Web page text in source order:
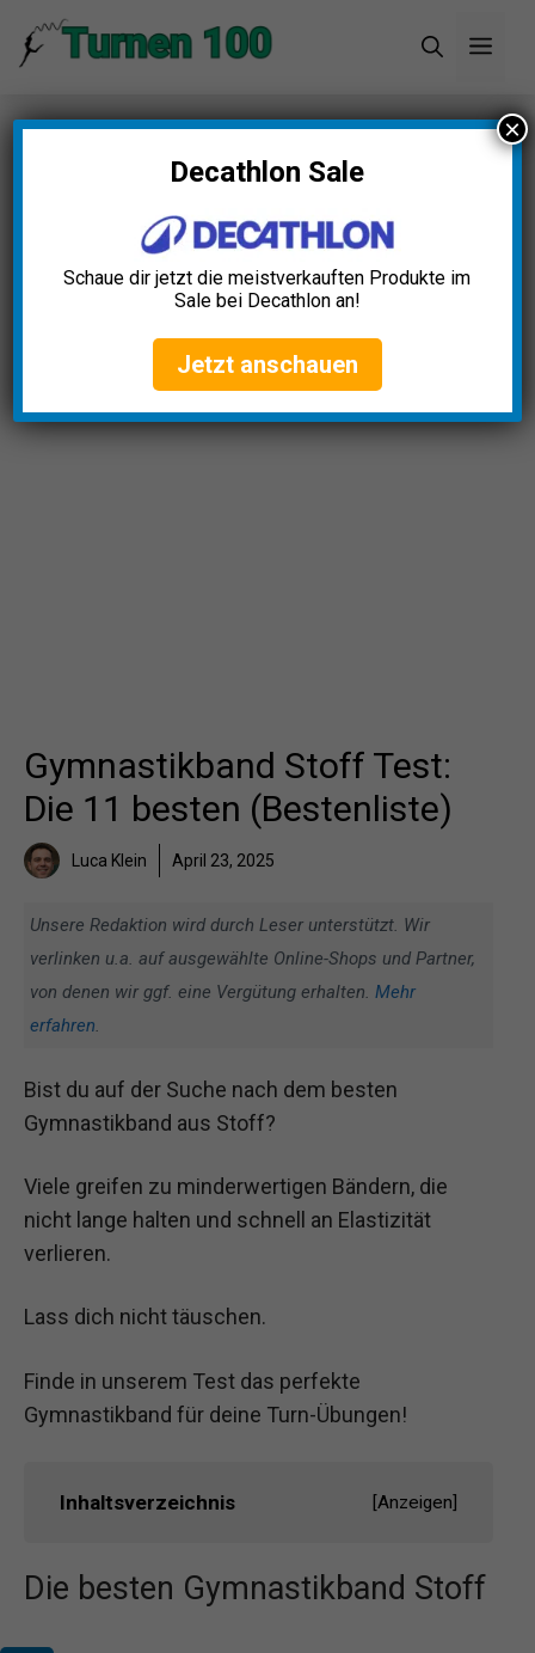
Inhalt
Startseite»Blog»Gymnastikband Stoff Test: Die
11 besten (Bestenliste)
Gymnastikband Stoff Test:
Die 11 besten (Bestenliste)
Luca Klein April 23, 2025
Unsere Redaktion wird durch Leser unterstützt. Wir
verlinken u.a. auf ausgewählte Online-Shops und Partner,
von denen wir ggf. eine Vergütung erhalten. Mehr
erfahren.
Bist du auf der Suche nach dem besten
Gymnastikband aus Stoff?
Viele greifen zu minderwertigen Bändern, die
nicht lange halten und schnell an Elastizität
verlieren.
Lass dich nicht täuschen.
Finde in unserem Test das perfekte
Gymnastikband für deine Turn-Übungen!
Inhaltsverzeichnis [Anzeigen]
Die besten Gymnastikband Stoff
Decathlon Sale
Schaue dir jetzt die meistverkauften Produkte im
Sale bei Decathlon an!
Jetzt anschauen
×